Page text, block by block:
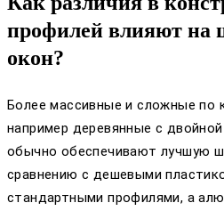
профилей влияют на
окон?
Более массивные и сложные по
например деревянные с
обычно обеспечивают лучшую
сравнению с дешевыми
стандартными профилями, а